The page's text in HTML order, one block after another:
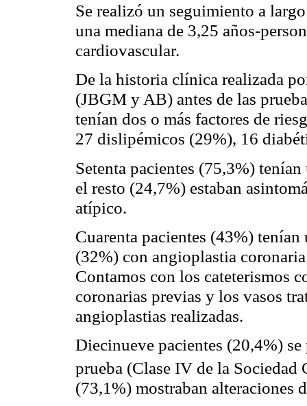
Se realizó un seguimiento a
una mediana de 3,25 años-
cardiovascular.
De la historia clínica realizada
(JBGM y AB) antes de las
tenían dos o más factores de
27 dislipémicos (29%), 16
Setenta pacientes (75,3%)
el resto (24,7%) estaban
atípico.
Cuarenta pacientes (43%)
(32%) con angioplastia
Contamos con los cateterismos
coronarias previas y los vasos
angioplastias realizadas.
Diecinueve pacientes (20,4%)
prueba (Clase IV de la Sociedad
(73,1%) mostraban alteraciones